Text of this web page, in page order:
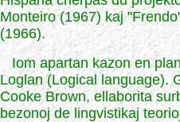
Monteiro (1967) kaj
(1966).
Iom apartan kazon en
Loglan (Logical language).
Cooke Brown, ellaborita
bezonoj de lingvistikaj